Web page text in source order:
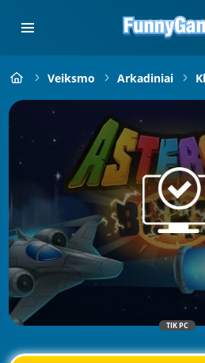
Veiksmo Arkadiniai
TIK PC